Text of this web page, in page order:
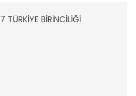
TÜRKİYE BİRİNCİLİĞİ